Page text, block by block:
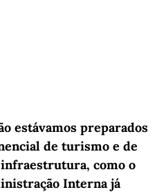
estávamos preparados
de turismo e de
como o
Interna já